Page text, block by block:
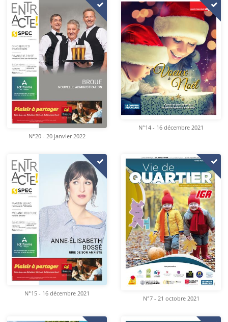
N°20 - 20 janvier 2022
N°14 - 16 décembre 2021
N°15 - 16 décembre 2021
N°7 - 21 octobre 2021